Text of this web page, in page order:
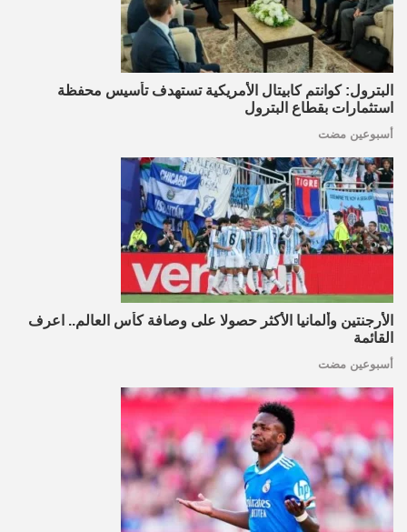
البترول: كوانتم كابيتال الأمريكية تستهدف تأسيس محفظة
استثمارات بقطاع البترول
أسبوعين مضت
الأرجنتين وألمانيا الأكثر حصولا على وصافة كأس العالم.. اعرف
القائمة
أسبوعين مضت